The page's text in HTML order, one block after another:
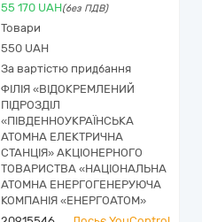
55 170 UAH(без ПДВ)
Товари
550 UAH
За вартістю придбання
ФІЛІЯ «ВІДОКРЕМЛЕНИЙ
ПІДРОЗДІЛ
«ПІВДЕННОУКРАЇНСЬКА
АТОМНА ЕЛЕКТРИЧНА
СТАНЦІЯ» АКЦІОНЕРНОГО
ТОВАРИСТВА «НАЦІОНАЛЬНА
АТОМНА ЕНЕРГОГЕНЕРУЮЧА
КОМПАНІЯ «ЕНЕРГОАТОМ»